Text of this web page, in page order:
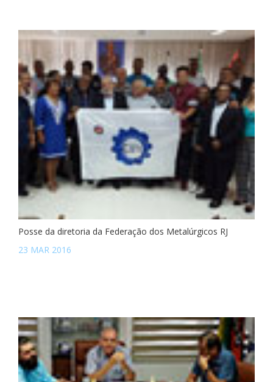
Posse da diretoria da Federação dos Metalúrgicos RJ
23 MAR 2016